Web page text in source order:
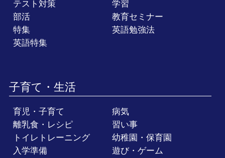
テスト対策
学習
部活
教育セミナー
特集
英語勉強法
英語特集
子育て・生活
育児・子育て
病気
離乳食・レシピ
習い事
トイレトレーニング
幼稚園・保育園
入学準備
遊び・ゲーム